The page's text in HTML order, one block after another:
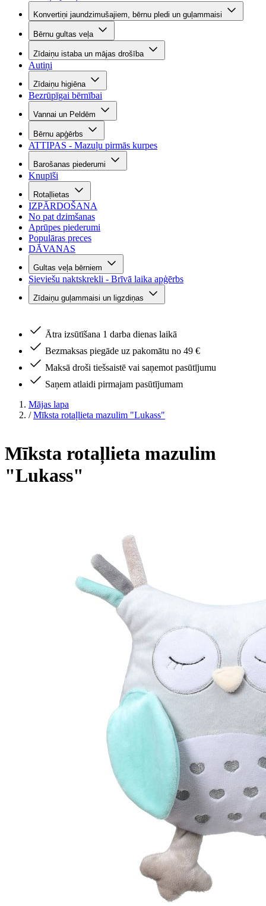
Konvertiņi jaundzimušajiem, bērnu pledi un guļammaisi
Bērnu gultas veļa
Zīdaiņu istaba un mājas drošība
Autiņi
Zīdaiņu higiēna
Bezrūpīgai bērnībai
Vannai un Peldēm
Bērnu apģērbs
ATTIPAS - Mazuļu pirmās kurpes
Barošanas piederumi
Knupīši
Rotaļlietas
IZPĀRDOŠANA
No pat dzimšanas
Aprūpes piederumi
Populāras preces
DĀVANAS
Gultas veļa bērniem
Sieviešu naktskrekli - Brīvā laika apģērbs
Zīdaiņu guļammaisi un ligzdiņas
Ātra izsūtīšana 1 darba dienas laikā
Bezmaksas piegāde uz pakomātu no 49 €
Maksā droši tiešsaistē vai saņemot pasūtījumu
Saņem atlaidi pirmajam pasūtījumam
Mājas lapa
/ Mīksta rotaļlieta mazulim "Lukass"
Mīksta rotaļlieta mazulim
"Lukass"